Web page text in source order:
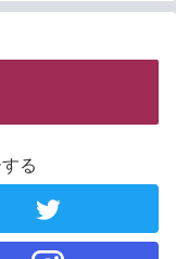
る